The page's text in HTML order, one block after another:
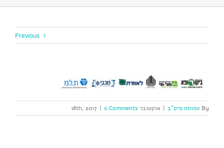
Previous
By עמותת מיט"ב | אוקטובר 18th, 2017 | 0 Comments